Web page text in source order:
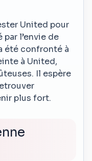
United pour
l’envie de
été confronté à
à United,
Il espère
plus fort.